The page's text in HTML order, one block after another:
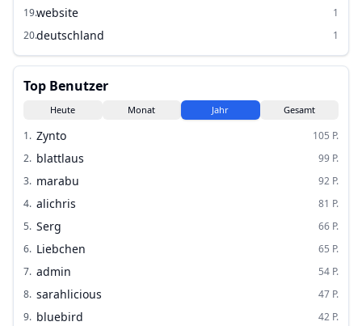
19.website
1
20.deutschland 1
Top Benutzer
Heute Monat Jahr Gesamt
1. Zynto 105 P.
2. blattlaus 99 P.
3. marabu 92 P.
4. alichris 81 P.
5. Serg 66 P.
6. Liebchen 65 P.
7. admin 54 P.
8. sarahlicious 47 P.
9. bluebird 42 P.